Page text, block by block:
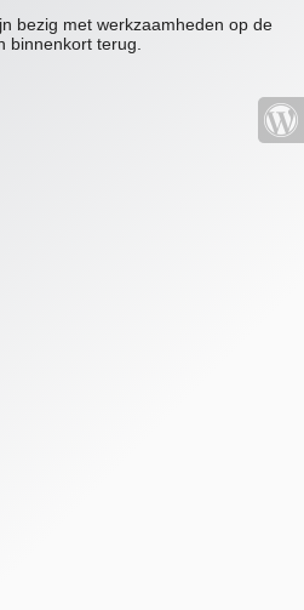
bezig met werkzaamheden op de
binnenkort terug.